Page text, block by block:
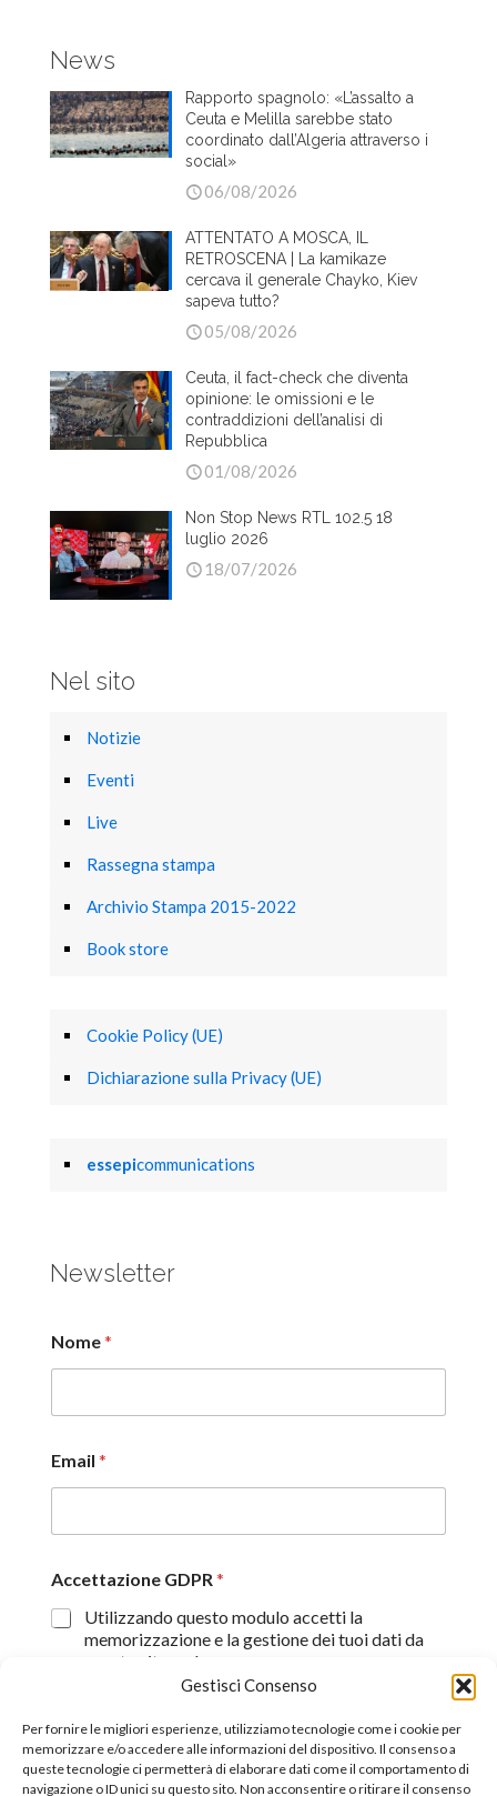
Gestisci Consenso
Per fornire le migliori esperienze, utilizziamo tecnologie come i cookie per
memorizzare e/o accedere alle informazioni del dispositivo. Il consenso a
queste tecnologie ci permetterà di elaborare dati come il comportamento di
navigazione o ID unici su questo sito. Non acconsentire o ritirare il consenso
News
Rapporto spagnolo: «L’assalto a
Ceuta e Melilla sarebbe stato
coordinato dall’Algeria attraverso i
social»
06/08/2026
ATTENTATO A MOSCA, IL
RETROSCENA | La kamikaze
cercava il generale Chayko, Kiev
sapeva tutto?
05/08/2026
Ceuta, il fact-check che diventa
opinione: le omissioni e le
contraddizioni dell’analisi di
Repubblica
01/08/2026
Non Stop News RTL 102.5 18
luglio 2026
18/07/2026
Nel sito
Notizie
Eventi
Live
Rassegna stampa
Archivio Stampa 2015-2022
Book store
Cookie Policy (UE)
Dichiarazione sulla Privacy (UE)
essepicommunications
Newsletter
Nome*
Email *
Accettazione GDPR*
Utilizzando questo modulo accetti la
memorizzazione e la gestione dei tuoi dati da
questo sito web.
Proseguendo, dichiaro di aver preso visione
Invia